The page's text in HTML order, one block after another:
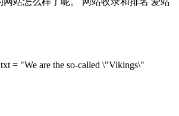
"We are the so-called \"Vikings\"